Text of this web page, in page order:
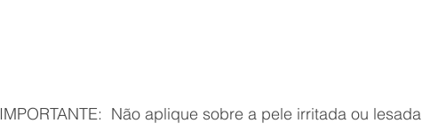
IMPORTANTE:  Não aplique sobre a pele irritada ou lesada